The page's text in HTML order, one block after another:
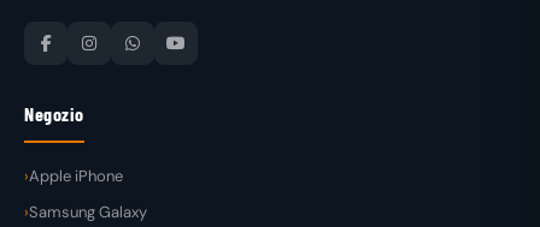
Negozio
Apple iPhone
Samsung Galaxy